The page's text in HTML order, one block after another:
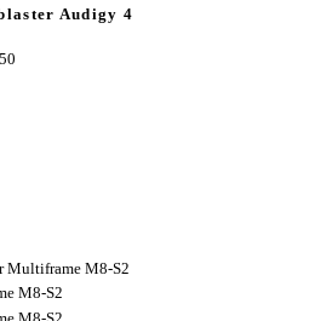
Audigy 4
Multiframe M8-S2
M8-S2